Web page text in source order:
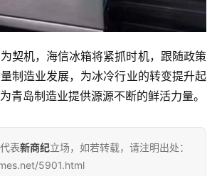
契机，海信冰箱将紧抓时机，跟随政策
制造业发展，为冰冷行业的转变提升起
青岛制造业提供源源不断的鲜活力量。
表新商纪立场，如若转载，请注明出处：
5901.html